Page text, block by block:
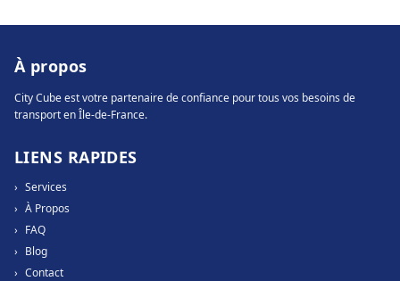
À propos
City Cube est votre partenaire de confiance pour tous vos besoins de
transport en Île-de-France.
LIENS RAPIDES
› Services
› À Propos
› FAQ
› Blog
› Contact